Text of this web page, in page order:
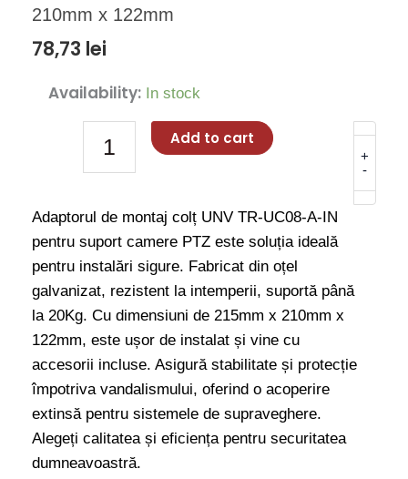
210mm x 122mm
78,73 lei
Availability: In stock
-
Montaj
Cameră
UNV
TR-
UC08-
A-
IN
Oțel
Galvanizat,
Capacitate
20Kg,
Dimensiuni
215mm
+
Add to cart
Adaptorul de montaj colț UNV TR-UC08-A-IN
pentru suport camere PTZ este soluția ideală
pentru instalări sigure. Fabricat din oțel
galvanizat, rezistent la intemperii, suportă până
la 20Kg. Cu dimensiuni de 215mm x 210mm x
122mm, este ușor de instalat și vine cu
accesorii incluse. Asigură stabilitate și protecție
împotriva vandalismului, oferind o acoperire
extinsă pentru sistemele de supraveghere.
Alegeți calitatea și eficiența pentru securitatea
dumneavoastră.